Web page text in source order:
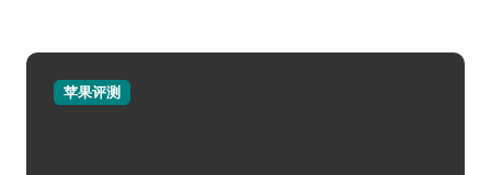
苹果评测